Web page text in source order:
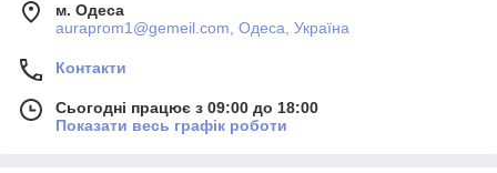
м. Одеса
auraprom1@gemeil.com, Одеса, Україна
Контакти
Сьогодні працює з 09:00 до 18:00
Показати весь графік роботи